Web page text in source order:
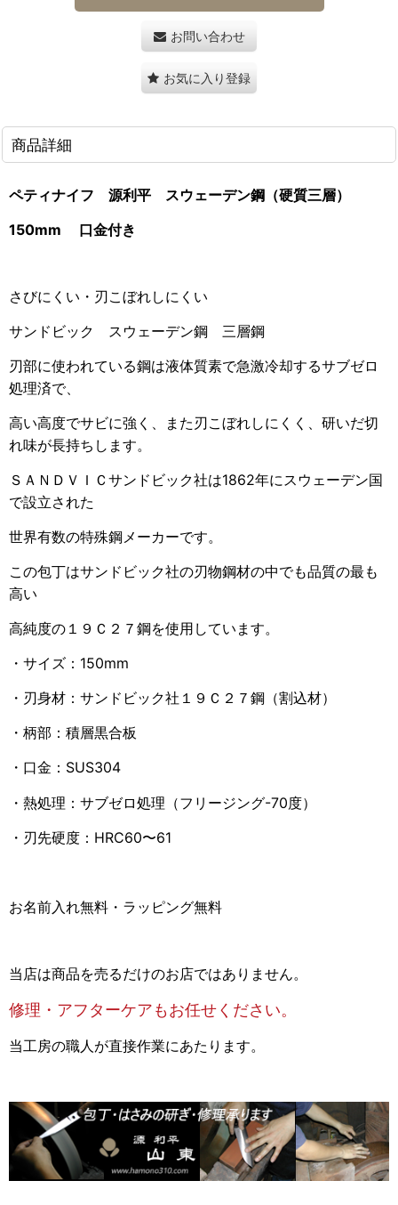
お問い合わせ
お気に入り登録
商品詳細
ペティナイフ 源利平 スウェーデン鋼（硬質三層）
150mm 口金付き
さびにくい・刃こぼれしにくい
サンドビック スウェーデン鋼 三層鋼
刃部に使われている鋼は液体質素で急激冷却するサブゼロ
処理済で、
高い高度でサビに強く、また刃こぼれしにくく、研いだ切
れ味が長持ちします。
ＳＡＮＤＶＩＣサンドビック社は1862年にスウェーデン国
で設立された
世界有数の特殊鋼メーカーです。
この包丁はサンドビック社の刃物鋼材の中でも品質の最も
高い
高純度の１９Ｃ２７鋼を使用しています。
・サイズ：150mm
・刃身材：サンドビック社１９Ｃ２７鋼（割込材）
・柄部：積層黒合板
・口金：SUS304
・熱処理：サブゼロ処理（フリージング-70度）
・刃先硬度：HRC60〜61
お名前入れ無料・ラッピング無料
当店は商品を売るだけのお店ではありません。
修理・アフターケアもお任せください。
当工房の職人が直接作業にあたります。